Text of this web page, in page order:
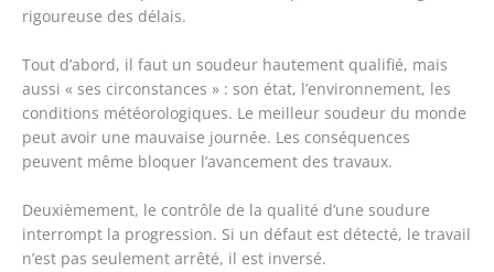
rigoureuse des délais.
Tout d’abord, il faut un soudeur hautement qualifié, mais
aussi « ses circonstances » : son état, l’environnement, les
conditions météorologiques. Le meilleur soudeur du monde
peut avoir une mauvaise journée. Les conséquences
peuvent même bloquer l’avancement des travaux.
Deuxièmement, le contrôle de la qualité d’une soudure
interrompt la progression. Si un défaut est détecté, le travail
n’est pas seulement arrêté, il est inversé.